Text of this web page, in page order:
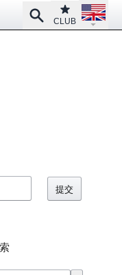
SearchClub
CLUB
Open